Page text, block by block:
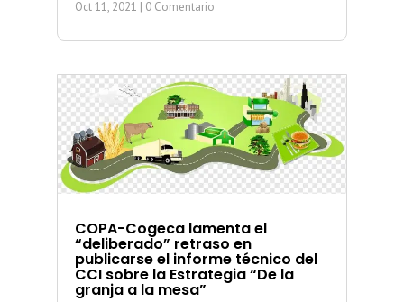
Oct 11, 2021 | 0 Comentario
COPA-Cogeca lamenta el
“deliberado” retraso en
publicarse el informe técnico del
CCI sobre la Estrategia “De la
granja a la mesa”